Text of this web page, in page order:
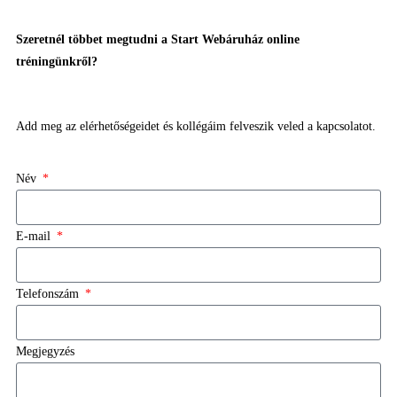
Szeretnél többet megtudni a Start Webáruház online
tréningünkről?
Add meg az elérhetőségeidet és kollégáim felveszik veled a kapcsolatot.
Név
E-mail
Telefonszám
Megjegyzés